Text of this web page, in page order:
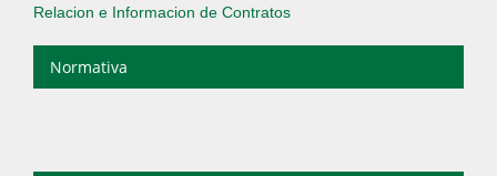
Relacion e Informacion de Contratos
Normativa